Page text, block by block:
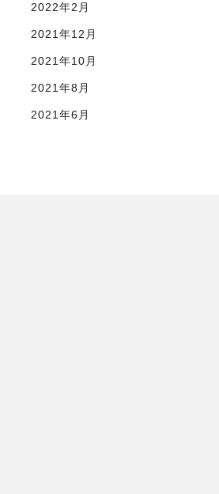
2022年2月
2021年12月
2021年10月
2021年8月
2021年6月